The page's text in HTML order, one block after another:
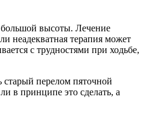
большой высоты. Лечение
неадекватная терапия может
с трудностями при ходьбе,
старый перелом пяточной
в принципе это сделать, а